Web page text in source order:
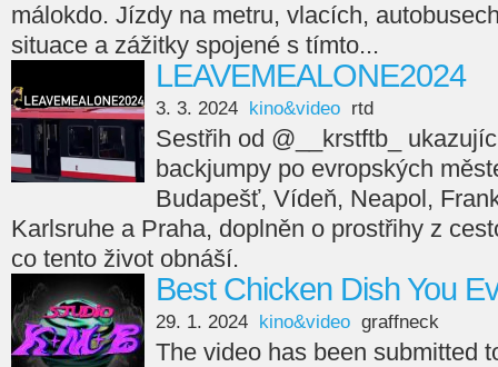
málokdo. Jízdy na metru, vlacích,
situace a zážitky spojené s tímto...
LEAVEMEALONE2024
3. 3. 2024 kino&video rtd
Sestřih od @__krstftb_
backjumpy po evropských
Budapešť, Vídeň, Neapol,
Karlsruhe a Praha, doplněn o prostřihy z
co tento život obnáší.
Best Chicken Dish You
29. 1. 2024 kino&video graffneck
The video has been submitted